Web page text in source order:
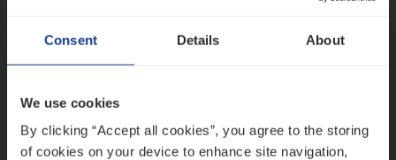
Consent Details About
We use cookies
By clicking “Accept all cookies”, you agree to the storing
of cookies on your device to enhance site navigation,
Ons sollicitatieproces